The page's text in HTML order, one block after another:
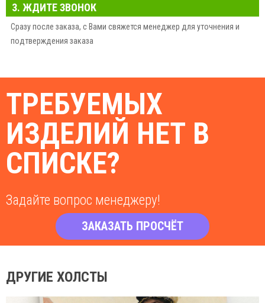
3. ЖДИТЕ ЗВОНОК
Сразу после заказа, с Вами свяжется менеджер для уточнения и
подтверждения заказа
ТРЕБУЕМЫХ
ИЗДЕЛИЙ НЕТ В
СПИСКЕ?
Задайте вопрос менеджеру!
ЗАКАЗАТЬ ПРОСЧЁТ
ДРУГИЕ ХОЛСТЫ